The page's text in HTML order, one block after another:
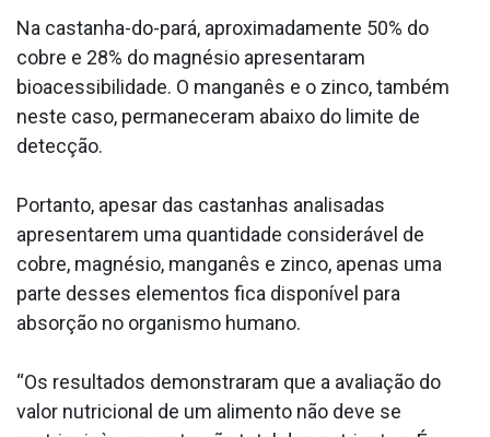
Na castanha-do-pará, aproximadamente 50% do
cobre e 28% do magnésio apresentaram
bioacessibilidade. O manganês e o zinco, também
neste caso, permaneceram abaixo do limite de
detecção.
Portanto, apesar das castanhas analisadas
apresentarem uma quantidade considerável de
cobre, magnésio, manganês e zinco, apenas uma
parte desses elementos fica disponível para
absorção no organismo humano.
“Os resultados demonstraram que a avaliação do
valor nutricional de um alimento não deve se